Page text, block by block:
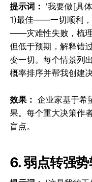
提示词： '我要做[具
1)最佳——一切顺利，
——灾难性失败，梳
但低于预期，解释错
变一切。每个情景列
概率排序并帮我创建
效果： 企业家基于希
果。每个重大决策作
盲点。
6. 弱点转强